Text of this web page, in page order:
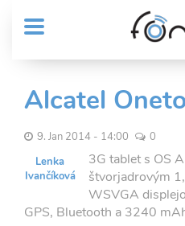
obsah
MENU
Sub
Header
menu
User
account
menu
Alcatel
9. Jan 2014 - 14:00
0
Lenka
Ivančíková
3G tablet s OS
štvorjadrovým
WSVGA
GPS, Bluetooth a 3240